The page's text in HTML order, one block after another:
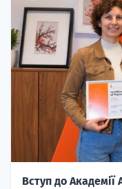
Вступ до Академії